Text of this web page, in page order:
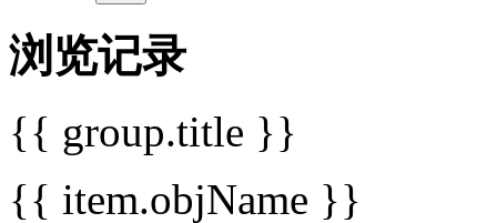
浏览记录
{{ group.title }}
{{ item.objName }}